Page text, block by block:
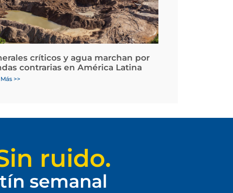
críticos y agua marchan por
contrarias en América Latina
>>
ruido.
semanal